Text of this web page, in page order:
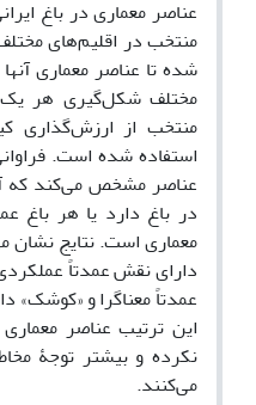
عناصر معماری در باغ
منتخب در اقلیم‌های
شده تا عناصر معماری
مختلف شکل‌گیری هر یک
منتخب از ارزش‌گذاری
استفاده شده ‌است.
عناصر مشخص می‌کند که
در باغ دارد یا هر باغ
معماری است. نتایج نشان
دارای نقش عمدتاً
عمدتاً معناگرا و
این ترتیب عناصر
نکرده و بیشتر توجۀ
می‌کنند.